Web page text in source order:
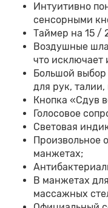
Интуитивно
сенсорными
Таймер на 15 /
Воздушные
что исключает
Большой выбор
для рук,
Кнопка «Сдув
Голосовое
Световая
Произвольное
манжетах;
В манжетах
массажных